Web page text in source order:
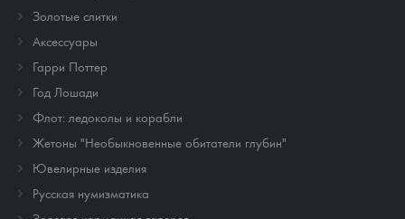
Золотые слитки
Аксессуары
Гарри Поттер
Год Лошади
Флот: ледоколы и корабли
Жетоны "Необыкновенные обитатели глубин"
Ювелирные изделия
Русская нумизматика